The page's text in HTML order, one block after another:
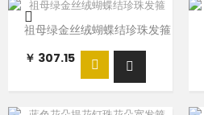
祖母绿金丝绒蝴蝶结珍珠发箍
￥ 307.15